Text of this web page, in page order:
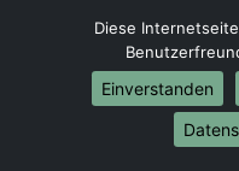
Umzug von
Umzug von
Umzüge-
Diese
Einverstanden